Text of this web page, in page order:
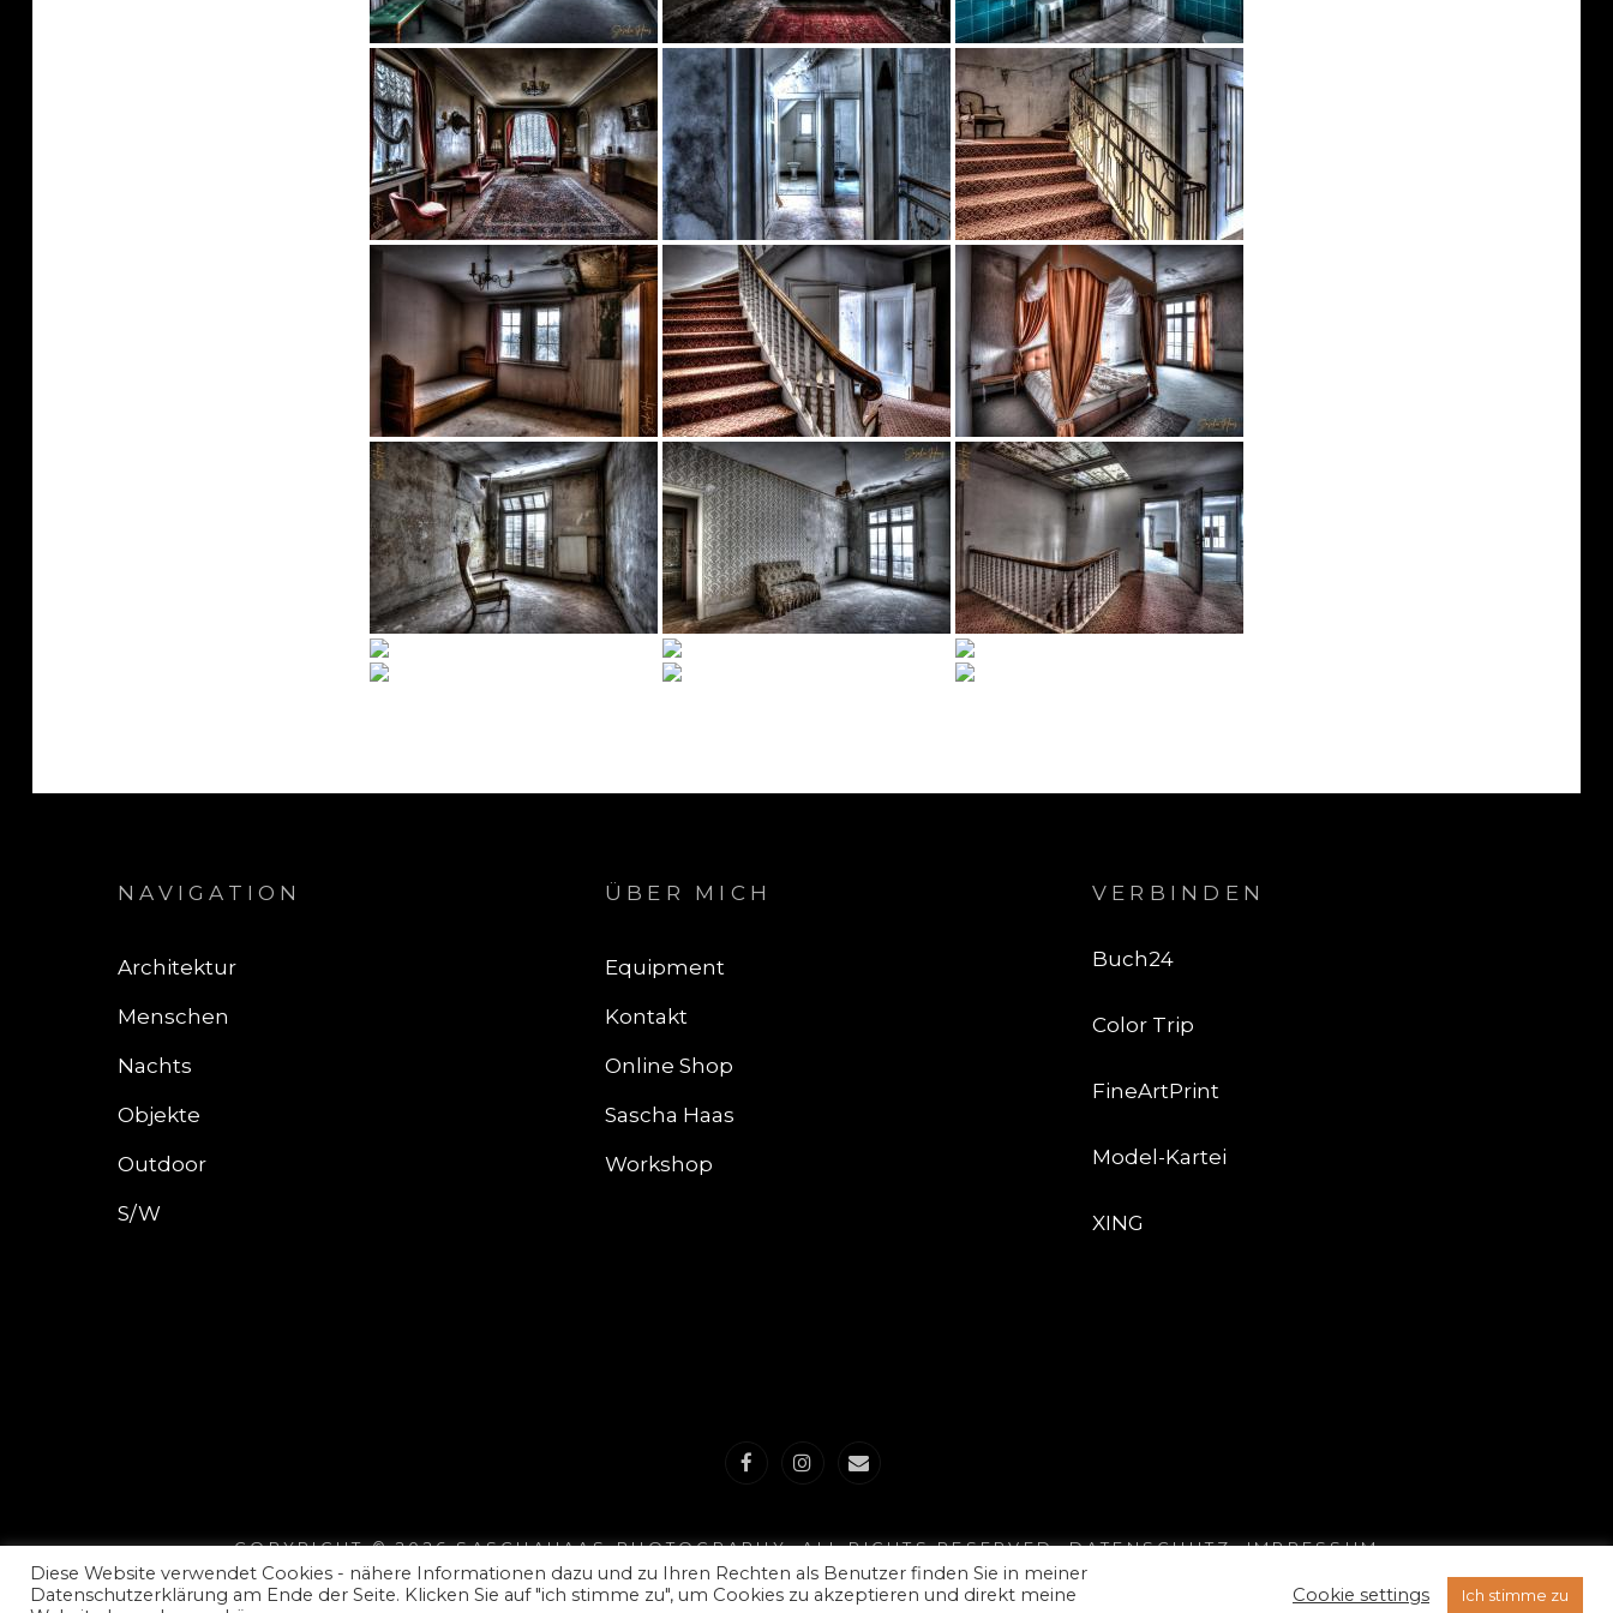
NAVIGATION
Architektur
Menschen
Nachts
Objekte
Outdoor
S/W
ÜBER MICH
Equipment
Kontakt
Online Shop
Sascha Haas
Workshop
VERBINDEN
Buch24
Color Trip
FineArtPrint
Model-Kartei
XING
COPYRIGHT © 2026SASCHAHAAS-PHOTOGRAPHY. ALL RIGHTS RESERVED.DATENSCHUTZ.IMPRESSUM
Diese Website verwendet Cookies - nähere Informationen dazu und zu Ihren Rechten als Benutzer finden Sie in meiner
Datenschutzerklärung am Ende der Seite. Klicken Sie auf "ich stimme zu", um Cookies zu akzeptieren und direkt meine
Cookie settings Ich stimme zu